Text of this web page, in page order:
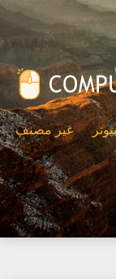
غير مصنف